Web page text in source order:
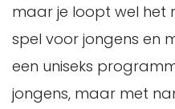
maar je loopt wel het
spel voor jongens en
een uniseks
jongens, maar met